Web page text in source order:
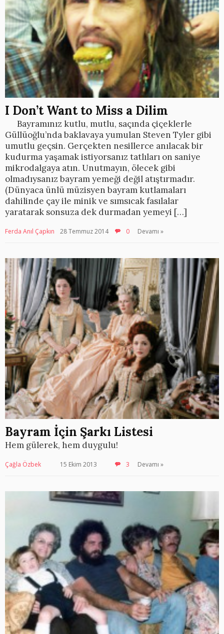
I Don’t Want to Miss a Dilim
Bayramınız kutlu, mutlu, saçında çiçeklerle
Güllüoğlu’nda baklavaya yumulan Steven Tyler gibi
umutlu geçsin. Gerçekten nesillerce anılacak bir
kudurma yaşamak istiyorsanız tatlıları on saniye
mikrodalgaya atın. Unutmayın, ölecek gibi
olmadıysanız bayram yemeği değil atıştırmadır.
(Dünyaca ünlü müzisyen bayram kutlamaları
dahilinde çay ile minik ve sımsıcak fasılalar
yaratarak sonsuza dek durmadan yemeyi […]
Ferda Anıl Çapkın 28 Temmuz 2014 0 Devamı »
Bayram İçin Şarkı Listesi
Hem gülerek, hem duygulu!
Çağla Özbek 15 Ekim 2013 3 Devamı »